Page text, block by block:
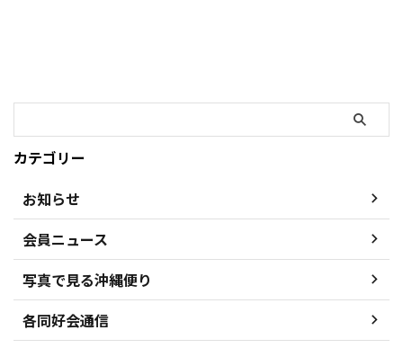
カテゴリー
お知らせ
会員ニュース
写真で見る沖縄便り
各同好会通信